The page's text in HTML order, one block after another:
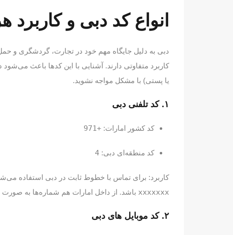
انواع کد دبی و کاربرد
دبی به دلیل جایگاه مهم خود در تجارت، گردشگری و
کاربرد متفاوتی دارند. آشنایی با این کدها باعث
یا پستی) با مشکل مواجه نشوید.
۱. کد تلفنی دبی
کد کشور امارات: +971
کد منطقه‌ای دبی: 4
کاربرد: برای تماس با خطوط ثابت در دبی استفاده
xxxxxxx باشد. از داخل امارات هم شماره‌ها به صورت
۲. کد موبایل‌ های دبی